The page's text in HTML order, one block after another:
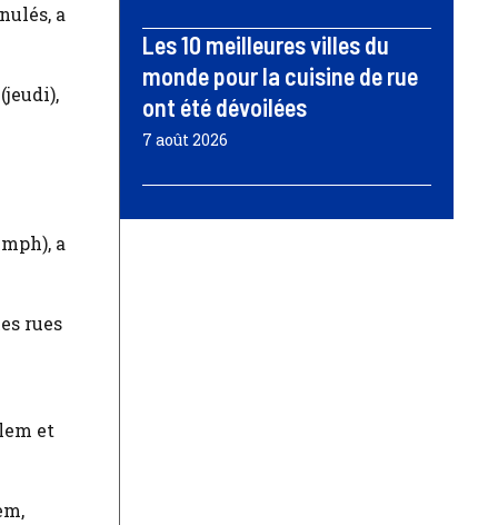
a
a
rues
et
Les 10 meilleures villes du
monde pour la cuisine de rue
ont été dévoilées
7 août 2026